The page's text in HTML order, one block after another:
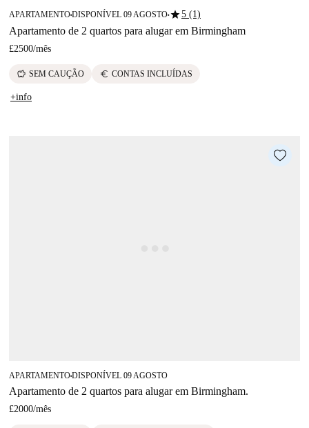
APARTAMENTO■DISPONÍVEL 09 AGOSTO■star5 (1)
Apartamento de 2 quartos para alugar em Birmingham
£2500/mês
savings SEM CAUÇÃO euro CONTAS INCLUÍDAS
+info
APARTAMENTO■DISPONÍVEL 09 AGOSTO
Apartamento de 2 quartos para alugar em Birmingham.
£2000/mês